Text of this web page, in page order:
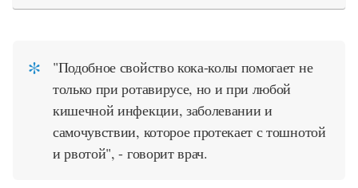
"Подобное свойство кока-колы помогает не
только при ротавирусе, но и при любой
кишечной инфекции, заболевании и
самочувствии, которое протекает с тошнотой
и рвотой", - говорит врач.